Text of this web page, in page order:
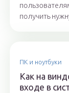
получить
ПК и ноутбуки
Как на
входе в